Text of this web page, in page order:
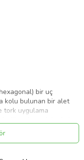
bir uç
kolu bulunan bir alet
tork uygulama
mümkün kılar.
küçük vidalar ve